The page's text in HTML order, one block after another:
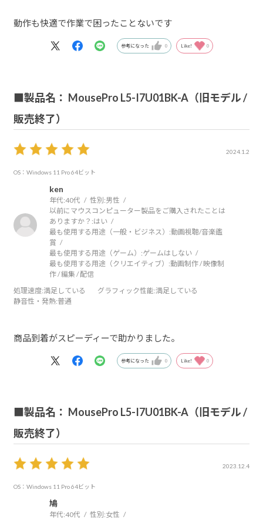
動作も快適で作業で困ったことないです
参考になった 0 Like! 0
■製品名： MousePro L5-I7U01BK-A（旧モデル /
販売終了）
2024.1.2
OS：Windows 11 Pro 64ビット
ken
年代:40代 性別:男性
以前にマウスコンピューター製品をご購入されたことは
ありますか？:はい
最も使用する用途（一般・ビジネス）:動画視聴/音楽鑑
賞
最も使用する用途（ゲーム）:ゲームはしない
最も使用する用途（クリエイティブ）:動画制作 / 映像制
作 / 編集 / 配信
処理速度:満足している グラフィック性能:満足している
静音性・発熱:普通
商品到着がスピーディーで助かりました。
参考になった 0 Like! 0
■製品名： MousePro L5-I7U01BK-A（旧モデル /
販売終了）
2023.12.4
OS：Windows 11 Pro 64ビット
鳩
年代:40代 性別:女性